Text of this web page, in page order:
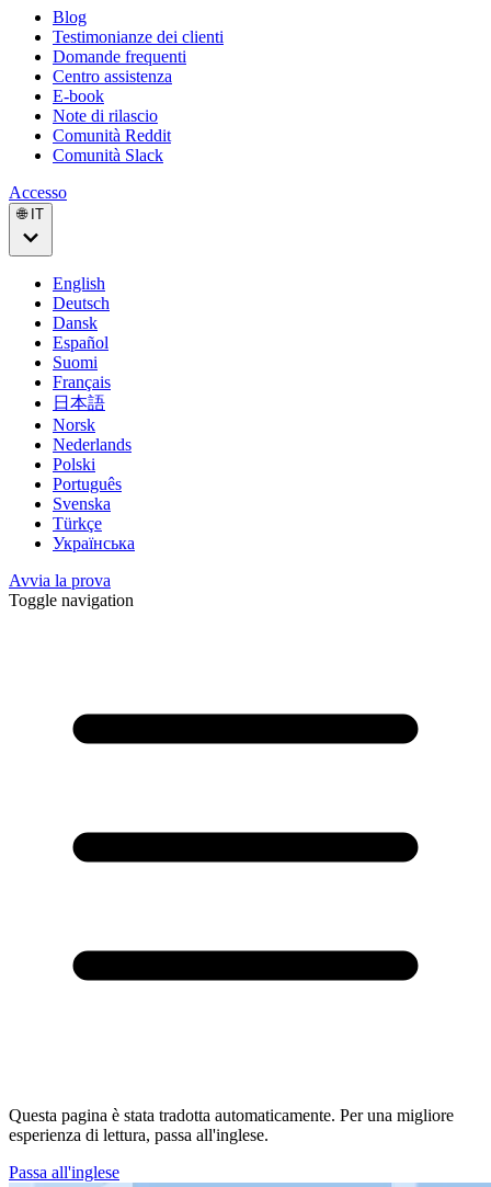
Blog
Testimonianze dei clienti
Domande frequenti
Centro assistenza
E-book
Note di rilascio
Comunità Reddit
Comunità Slack
Accesso
🌐 IT
English
Deutsch
Dansk
Español
Suomi
Français
日本語
Norsk
Nederlands
Polski
Português
Svenska
Türkçe
Українська
Avvia la prova
Toggle navigation
Questa pagina è stata tradotta automaticamente. Per una migliore
esperienza di lettura, passa all'inglese.
Passa all'inglese